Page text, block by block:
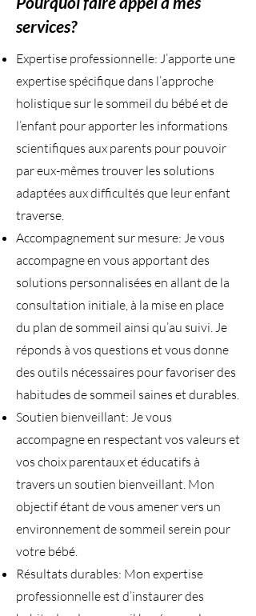
services?
Expertise professionnelle: J’apporte une
expertise spécifique dans l’approche
holistique sur le sommeil du bébé et de
l’enfant pour apporter les informations
scientifiques aux parents pour pouvoir
par eux-mêmes trouver les solutions
adaptées aux difficultés que leur enfant
traverse.
Accompagnement sur mesure: Je vous
accompagne en vous apportant des
solutions personnalisées en allant de la
consultation initiale, à la mise en place
du plan de sommeil ainsi qu’au suivi. Je
réponds à vos questions et vous donne
des outils nécessaires pour favoriser des
habitudes de sommeil saines et durables.
Soutien bienveillant: Je vous
accompagne en respectant vos valeurs et
vos choix parentaux et éducatifs à
travers un soutien bienveillant. Mon
objectif étant de vous amener vers un
environnement de sommeil serein pour
votre bébé.
Résultats durables: Mon expertise
professionnelle est d’instaurer des